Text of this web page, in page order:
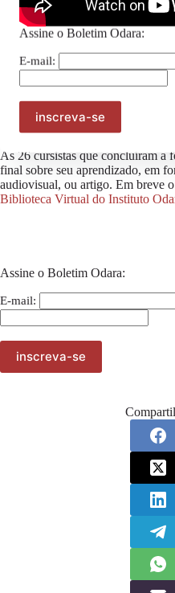
Assine o Boletim Odara:
E-mail:
Naianne Dias, publicitária,
(BA) e cursista da EBN, conta
participação da equipe técnica
sua participação no curso:
“A equipe de apoio fez as
serem empecilhos para a
Beatriz Nascimento!”, comemora.
As 26 cursistas que concluíram a
final sobre seu aprendizado, em
audiovisual, ou artigo. Em breve
Biblioteca Virtual do Instituto
Assine o Boletim Odara:
E-mail: